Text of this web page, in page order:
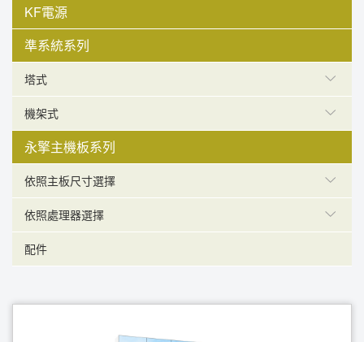
KF電源
準系統系列
塔式
機架式
永擎主機板系列
依照主板尺寸選擇
依照處理器選擇
配件